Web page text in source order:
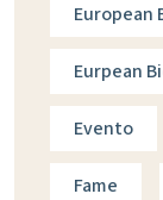
European
Eurpean
Evento
Fame